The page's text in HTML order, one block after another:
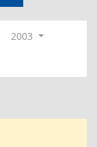
2003